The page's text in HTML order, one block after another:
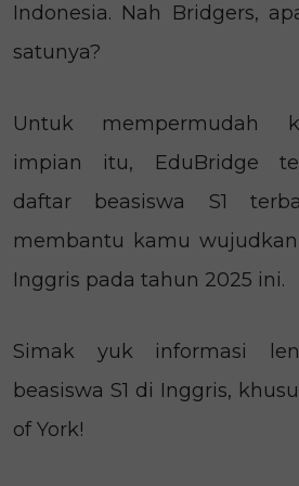
Indonesia. Nah Bridgers,
satunya?
Untuk mempermudah
impian itu, EduBridge
daftar beasiswa S1
membantu kamu
Inggris pada tahun 2025 ini.
Simak yuk informasi
beasiswa S1 di Inggris,
of York!